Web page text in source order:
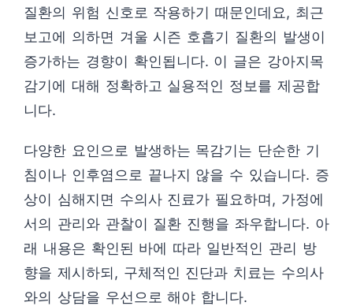
질환의 위험 신호로 작용하기 때문인데요, 최근
보고에 의하면 겨울 시즌 호흡기 질환의 발생이
증가하는 경향이 확인됩니다. 이 글은 강아지목
감기에 대해 정확하고 실용적인 정보를 제공합
니다.
다양한 요인으로 발생하는 목감기는 단순한 기
침이나 인후염으로 끝나지 않을 수 있습니다. 증
상이 심해지면 수의사 진료가 필요하며, 가정에
서의 관리와 관찰이 질환 진행을 좌우합니다. 아
래 내용은 확인된 바에 따라 일반적인 관리 방
향을 제시하되, 구체적인 진단과 치료는 수의사
와의 상담을 우선으로 해야 합니다.